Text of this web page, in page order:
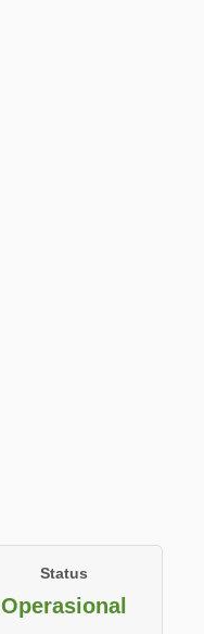
Status
Operasional